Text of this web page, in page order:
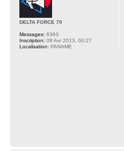
DELTA FORCE 70
Messages: 6363
Inscription: 08 Avr 2013, 00:27
Localisation: PANAME